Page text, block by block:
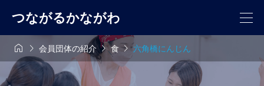
つながるかながわ
  会員団体の紹介食六角橋にんじん